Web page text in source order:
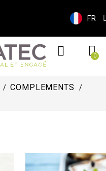
FR
COMPLEMENTS